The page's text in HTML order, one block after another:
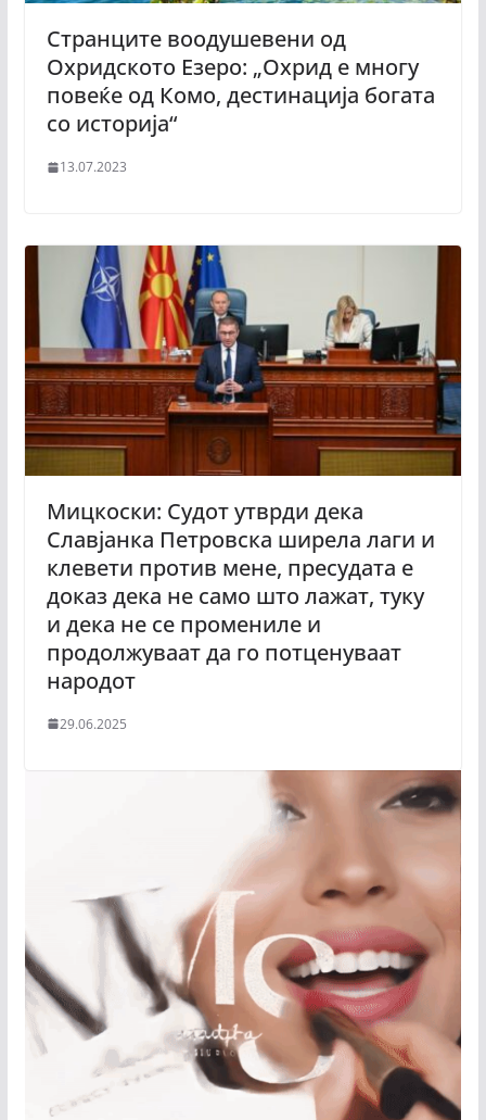
Странците воодушевени од
Охридското Езеро: „Охрид е многу
повеќе од Комо, дестинација богата
со историја“
13.07.2023
Мицкоски: Судот утврди дека
Славјанка Петровска ширела лаги и
клевети против мене, пресудата е
доказ дека не само што лажат, туку
и дека не се промениле и
продолжуваат да го потценуваат
народот
29.06.2025